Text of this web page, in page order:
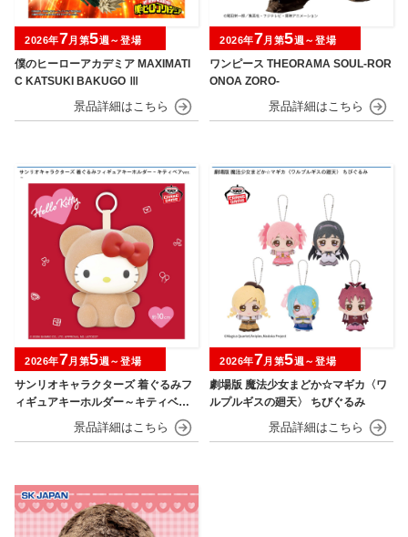
僕のヒーローアカデミア MAXIMATI
C KATSUKI BAKUGO Ⅲ
2026年7月第5週～登場
ワンピース THEORAMA SOUL-ROR
ONOA ZORO-
2026年7月第5週～登場
サンリオキャラクターズ 着ぐるみフ
ィギュアキーホルダー～キティベアv
2026年7月第5週～登場
劇場版 魔法少女まどか☆マギカ〈ワ
ルプルギスの廻天〉 ちびぐるみ
2026年7月第5週～登場